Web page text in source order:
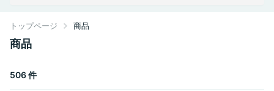
トップページ 商品
商品
506 件